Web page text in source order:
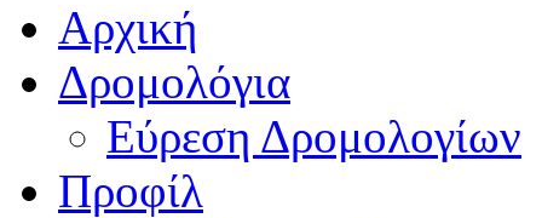
Αρχική
Δρομολόγια
Εύρεση Δρομολογίων
Προφίλ